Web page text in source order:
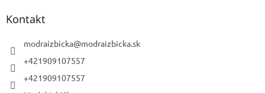
Kontakt
modraizbicka@modraizbicka.sk
+421909107557
+421909107557